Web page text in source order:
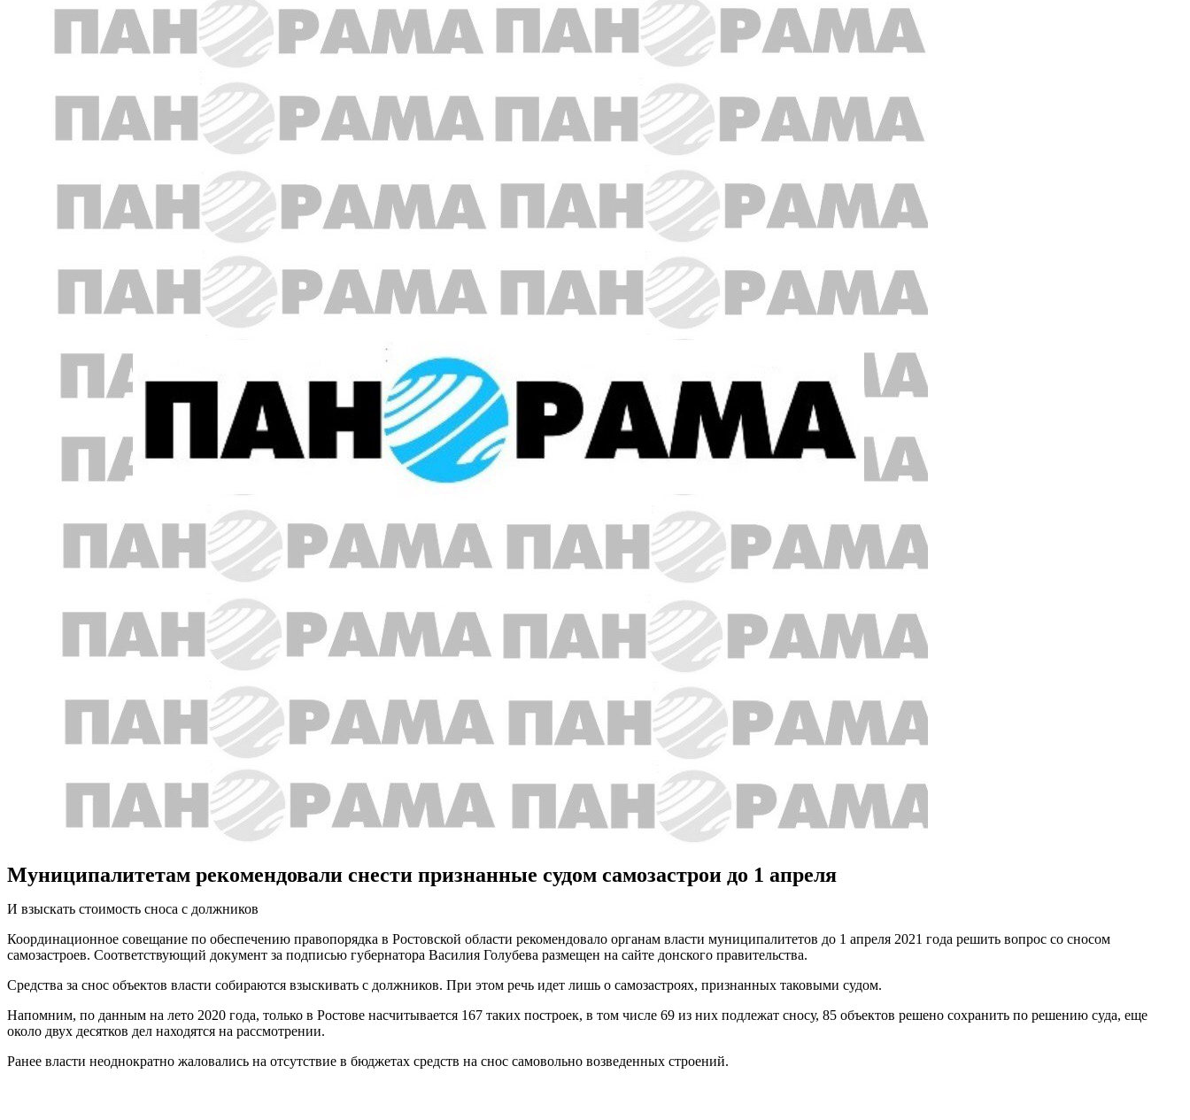
Муниципалитетам рекомендовали снести признанные судом самозастрои до 1 апреля
И взыскать стоимость сноса с должников
Координационное совещание по обеспечению правопорядка в Ростовской области рекомендовало органам власти муниципалитетов до 1 апреля 2021 года решить вопрос со сносом
самозастроев. Соответствующий документ за подписью губернатора Василия Голубева размещен на сайте донского правительства.
Средства за снос объектов власти собираются взыскивать с должников. При этом речь идет лишь о самозастроях, признанных таковыми судом.
Напомним, по данным на лето 2020 года, только в Ростове насчитывается 167 таких построек, в том числе 69 из них подлежат сносу, 85 объектов решено сохранить по решению суда, еще
около двух десятков дел находятся на рассмотрении.
Ранее власти неоднократно жаловались на отсутствие в бюджетах средств на снос самовольно возведенных строений.